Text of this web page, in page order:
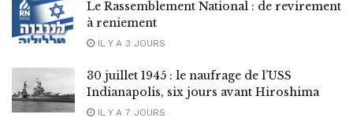
Le Rassemblement National : de revirement
à reniement
IL Y A 3 JOURS
30 juillet 1945 : le naufrage de l’USS
Indianapolis, six jours avant Hiroshima
IL Y A 7 JOURS